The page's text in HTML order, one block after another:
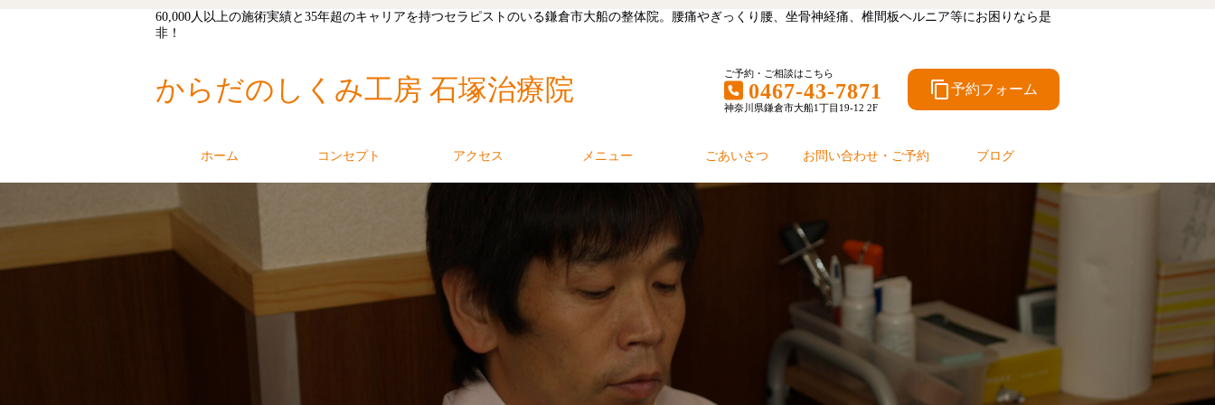
60,000人以上の施術実績と35年超のキャリアを持つセラピストのいる鎌倉市大船の整体院。腰痛やぎっくり腰、坐骨神経痛、椎間板ヘルニア等にお困りなら是
非！
からだのしくみ工房 石塚治療院
ご予約・ご相談はこちら
0467-43-7871
神奈川県鎌倉市大船1丁目19-12 2F
content_copy予約フォーム
ホーム コンセプト アクセス メニュー ごあいさつ お問い合わせ・ご予約 ブログ